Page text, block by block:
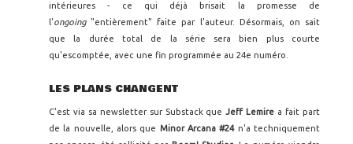
intérieures - ce qui déjà brisait la promesse de
l'ongoing"entièrement" faite par l'auteur. Désormais, on sait
que la durée total de la série sera bien plus courte
qu'escomptée, avec une fin programmée au 24e numéro.
LES PLANS CHANGENT
C'est via sa newsletter sur Substack queJeff Lemire a fait part
de la nouvelle, alors que Minor Arcana #24 n'a techniquement